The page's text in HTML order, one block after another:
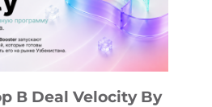
В Deal Velocity By